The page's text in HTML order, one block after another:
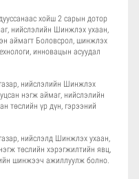
хойш 2 сарын дотор
нийслэлийн Шинжлэх ухаан,
аймагт Боловсрол, шинжлэх
инновацын асуудал
нийслэлийн Шинжлэх
нэгж аймаг, нийслэлийн
төслийн үр дүн, гэрээний
нийслэлд Шинжлэх ухаан,
төслийн хэрэгжилтийн явц,
шинжээч ажиллуулж болно.